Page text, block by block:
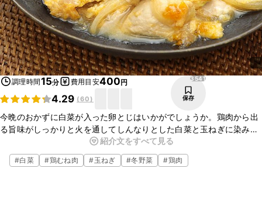
調理時間15分 費用目安400円
4.29 (60)
3541
保存
今晩のおかずに白菜が入った卵とじはいかがでしょうか。鶏肉から出
る旨味がしっかりと火を通してしんなりとした白菜と玉ねぎに染み込
み、ごはんのおかずにぴったりな一品になっています。ふわふわな卵
がやみつきになりますよ。ぜひ作ってみてください。
紹介文をすべて見る
#白菜 #鶏むね肉 #玉ねぎ #冬野菜 #鶏肉